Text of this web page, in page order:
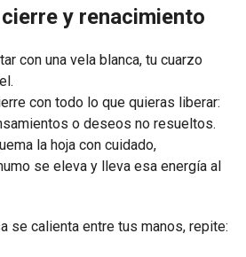
y renacimiento
con una vela blanca, tu cuarzo
con todo lo que quieras liberar:
o deseos no resueltos.
la hoja con cuidado,
se eleva y lleva esa energía al
se calienta entre tus manos, repite: